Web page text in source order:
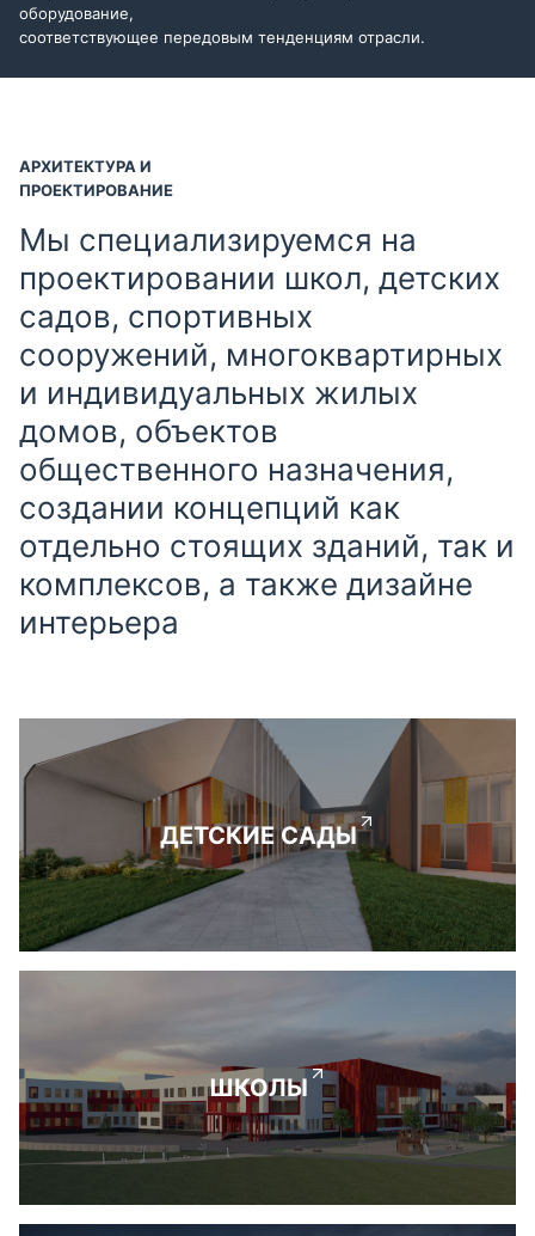
оборудование,
соответствующее передовым тенденциям отрасли.
АРХИТЕКТУРА И
ПРОЕКТИРОВАНИЕ
Мы специализируемся на
проектировании школ, детских
садов, спортивных
сооружений, многоквартирных
и индивидуальных жилых
домов, объектов
общественного назначения,
создании концепций как
отдельно стоящих зданий, так и
комплексов, а также дизайне
интерьера
ДЕТСКИЕ САДЫ
ШКОЛЫ